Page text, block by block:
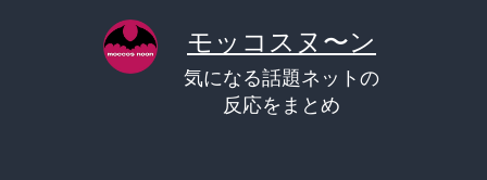
モッコスヌ〜ン
気になる話題ネットの
反応をまとめ